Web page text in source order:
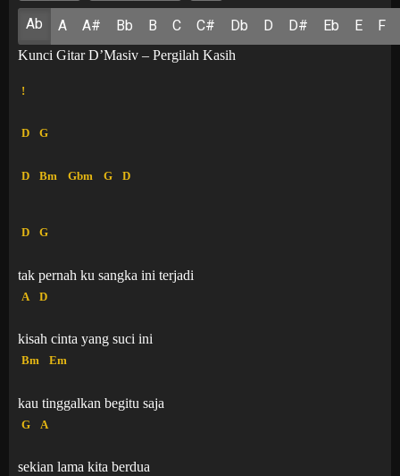
Ab A A# Bb B C C# Db D D# Eb E F
Kunci Gitar D’Masiv – Pergilah Kasih
!
D G
D Bm Gbm G D
D G
tak pernah ku sangka ini terjadi
A D
kisah cinta yang suci ini
Bm Em
kau tinggalkan begitu saja
G A
sekian lama kita berdua